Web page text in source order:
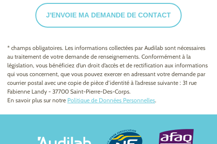
J'ENVOIE MA DEMANDE DE CONTACT
* champs obligatoires. Les informations collectées par Audilab sont nécessaires
au traitement de votre demande de renseignements. Conformément à la
législation, vous bénéficiez d’un droit d’accès et de rectification aux informations
qui vous concernent, que vous pouvez exercer en adressant votre demande par
courrier postal avec une copie de pièce d’identité à l’adresse suivante : 31 rue
Fabienne Landy - 37700 Saint-Pierre-Des-Corps.
En savoir plus sur notre Politique de Données Personnelles.